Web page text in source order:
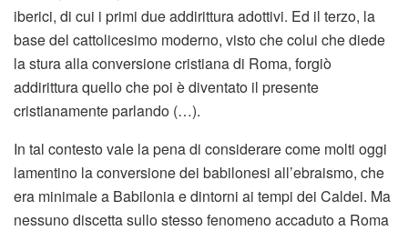
iberici, di cui i primi due addirittura adottivi. Ed il terzo, la
base del cattolicesimo moderno, visto che colui che diede
la stura alla conversione cristiana di Roma, forgiò
addirittura quello che poi è diventato il presente
cristianamente parlando (…).
In tal contesto vale la pena di considerare come molti oggi
lamentino la conversione dei babilonesi all’ebraismo, che
era minimale a Babilonia e dintorni ai tempi dei Caldei. Ma
nessuno discetta sullo stesso fenomeno accaduto a Roma